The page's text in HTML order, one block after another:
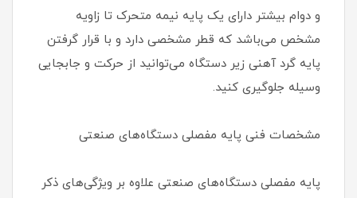
و دوام بیشتر دارای یک پایه نیمه متحرک تا زاویه
مشخص می‌باشد که قطر مشخصی دارد و با قرار گرفتن
پایه گرد آهنی زیر دستگاه می‌توانید از حرکت و جابجایی
وسیله جلوگیری کنید.
مشخصات فنی پایه مفصلی دستگاه‌های صنعتی
پایه مفصلی دستگاه‌های صنعتی علاوه بر ویژگی‌های ذکر